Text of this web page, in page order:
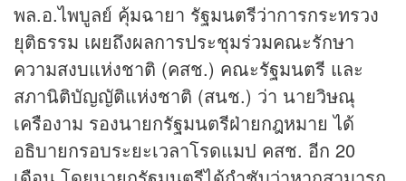
พล.อ.ไพบูลย์ คุ้มฉายา รัฐมนตรีว่าการกระทรวง
ยุติธรรม เผยถึงผลการประชุมร่วมคณะรักษา
ความสงบแห่งชาติ (คสช.) คณะรัฐมนตรี และ
สภานิติบัญญัติแห่งชาติ (สนช.) ว่า นายวิษณุ
เครืองาม รองนายกรัฐมนตรีฝ่ายกฎหมาย ได้
อธิบายกรอบระยะเวลาโรดแมป คสช. อีก 20